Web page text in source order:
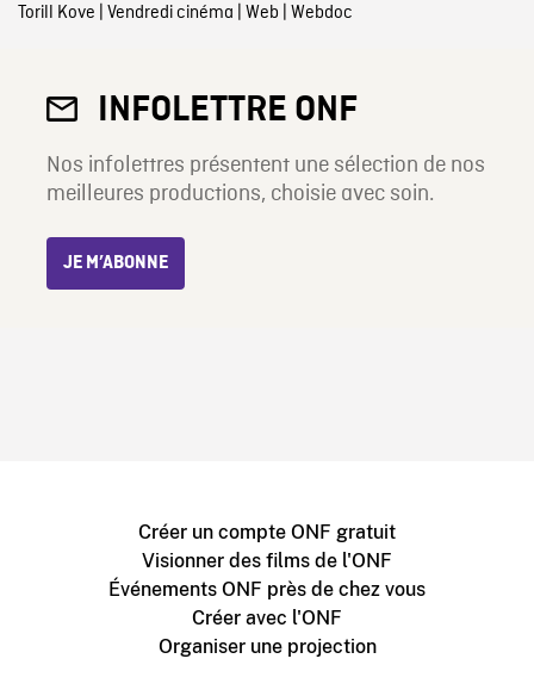
Torill Kove | Vendredi cinéma | Web | Webdoc
INFOLETTRE ONF
Nos infolettres présentent une sélection de nos
meilleures productions, choisie avec soin.
JE M’ABONNE
Créer un compte ONF gratuit
Visionner des films de l'ONF
Événements ONF près de chez vous
Créer avec l'ONF
Organiser une projection